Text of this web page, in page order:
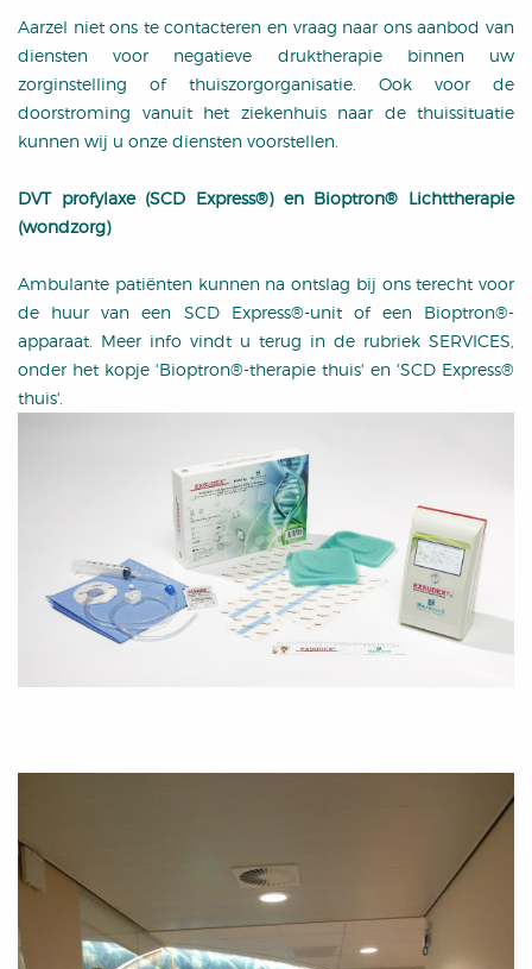
Aarzel niet ons te contacteren en vraag naar ons aanbod van
diensten voor negatieve druktherapie binnen uw
zorginstelling of thuiszorgorganisatie. Ook voor de
doorstroming vanuit het ziekenhuis naar de thuissituatie
kunnen wij u onze diensten voorstellen.
DVT profylaxe (SCD Express®) en Bioptron® Lichttherapie
(wondzorg)
Ambulante patiënten kunnen na ontslag bij ons terecht voor
de huur van een SCD Express®-unit of een Bioptron®-
apparaat. Meer info vindt u terug in de rubriek SERVICES,
onder het kopje 'Bioptron®-therapie thuis' en 'SCD Express®
thuis'.